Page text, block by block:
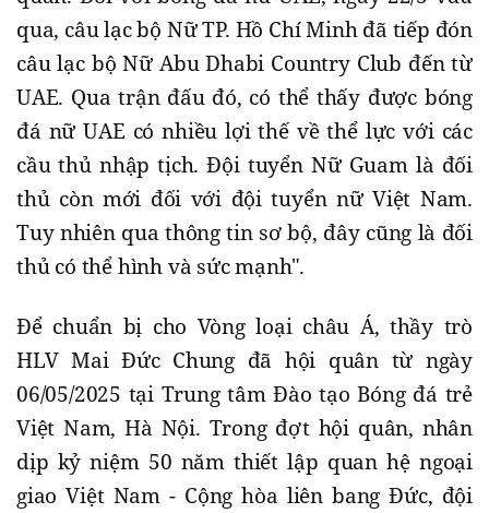
qua, câu lạc bộ Nữ TP. Hồ Chí Minh đã tiếp đón
câu lạc bộ Nữ Abu Dhabi Country Club đến từ
UAE. Qua trận đấu đó, có thể thấy được bóng
đá nữ UAE có nhiều lợi thế về thể lực với các
cầu thủ nhập tịch. Đội tuyển Nữ Guam là đối
thủ còn mới đối với đội tuyển nữ Việt Nam.
Tuy nhiên qua thông tin sơ bộ, đây cũng là đối
thủ có thể hình và sức mạnh".
Để chuẩn bị cho Vòng loại châu Á, thầy trò
HLV Mai Đức Chung đã hội quân từ ngày
06/05/2025 tại Trung tâm Đào tạo Bóng đá trẻ
Việt Nam, Hà Nội. Trong đợt hội quân, nhân
dịp kỷ niệm 50 năm thiết lập quan hệ ngoại
giao Việt Nam - Cộng hòa liên bang Đức, đội